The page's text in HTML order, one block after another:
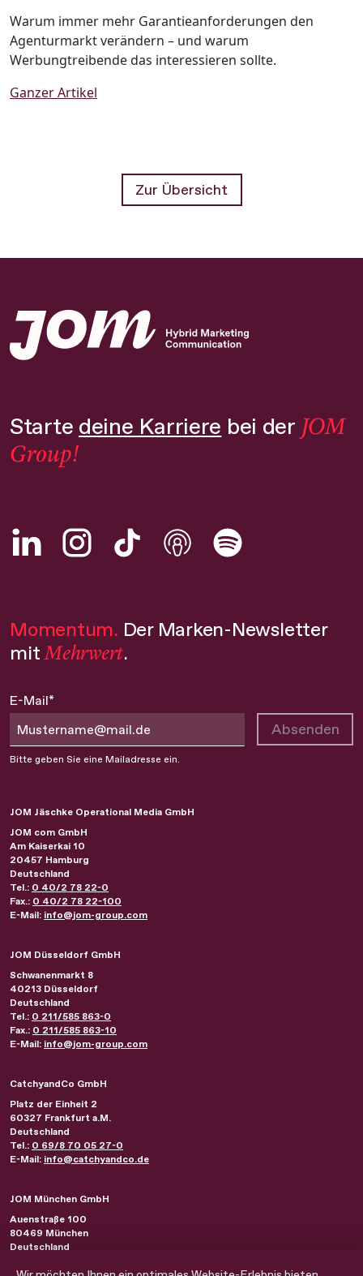
Warum immer mehr Garantieanforderungen den
Agenturmarkt verändern – und warum
Werbungtreibende das interessieren sollte.
Ganzer Artikel
Zur Übersicht
Starte deine Karriere bei der JOM
Group!
Momentum. Der Marken-Newsletter
mitMehrwert.
E-Mail*
Absenden
Bitte geben Sie eine Mailadresse ein.
JOM Jäschke Operational Media GmbH
JOM com GmbH
Am Kaiserkai 10
20457 Hamburg
Deutschland
Tel.: 0 40/2 78 22-0
Fax.: 0 40/2 78 22-100
E-Mail: info@jom-group.com
JOM Düsseldorf GmbH
Schwanenmarkt 8
40213 Düsseldorf
Deutschland
Tel.: 0 211/585 863-0
Fax.: 0 211/585 863-10
E-Mail: info@jom-group.com
CatchyandCo GmbH
Platz der Einheit 2
60327 Frankfurt a.M.
Deutschland
Tel.: 0 69/8 70 05 27-0
E-Mail: info@catchyandco.de
JOM München GmbH
Auenstraße 100
80469 München
Deutschland